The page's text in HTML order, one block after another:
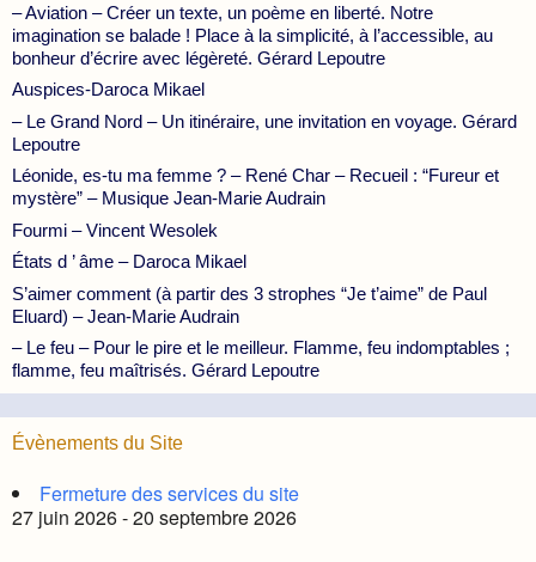
– Aviation – Créer un texte, un poème en liberté. Notre
imagination se balade ! Place à la simplicité, à l’accessible, au
bonheur d’écrire avec légèreté. Gérard Lepoutre
Auspices-Daroca Mikael
– Le Grand Nord – Un itinéraire, une invitation en voyage. Gérard
Lepoutre
Léonide, es-tu ma femme ? – René Char – Recueil : “Fureur et
mystère” – Musique Jean-Marie Audrain
Fourmi – Vincent Wesolek
États d ’ âme – Daroca Mikael
S’aimer comment (à partir des 3 strophes “Je t’aime” de Paul
Eluard) – Jean-Marie Audrain
– Le feu – Pour le pire et le meilleur. Flamme, feu indomptables ;
flamme, feu maîtrisés. Gérard Lepoutre
Évènements du Site
Fermeture des services du site
27 juin 2026 - 20 septembre 2026